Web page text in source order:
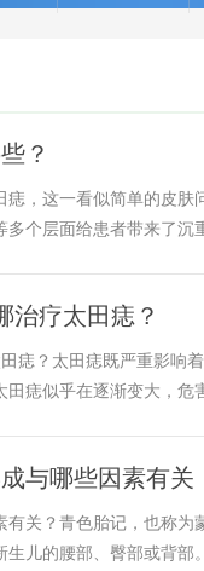
？
，这一看似简单的皮肤
多个层面给患者带来
治疗太田痣？
？太田痣既严重影响
痣似乎在逐渐变大，危
与哪些因素有关
关？青色胎记，也称为
生儿的腰部、臀部或背部